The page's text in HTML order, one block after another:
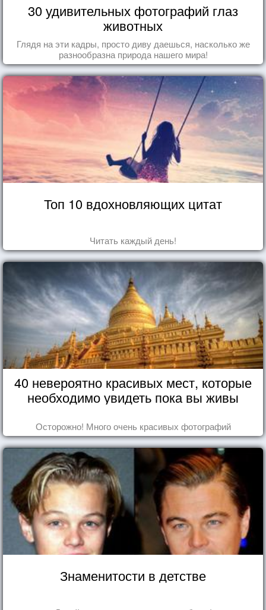
30 удивительных фотографий глаз
животных
Глядя на эти кадры, просто диву даешься, насколько же
разнообразна природа нашего мира!
Топ 10 вдохновляющих цитат
Читать каждый день!
40 невероятно красивых мест, которые
необходимо увидеть пока вы живы
Осторожно! Много очень красивых фотографий
Знаменитости в детстве